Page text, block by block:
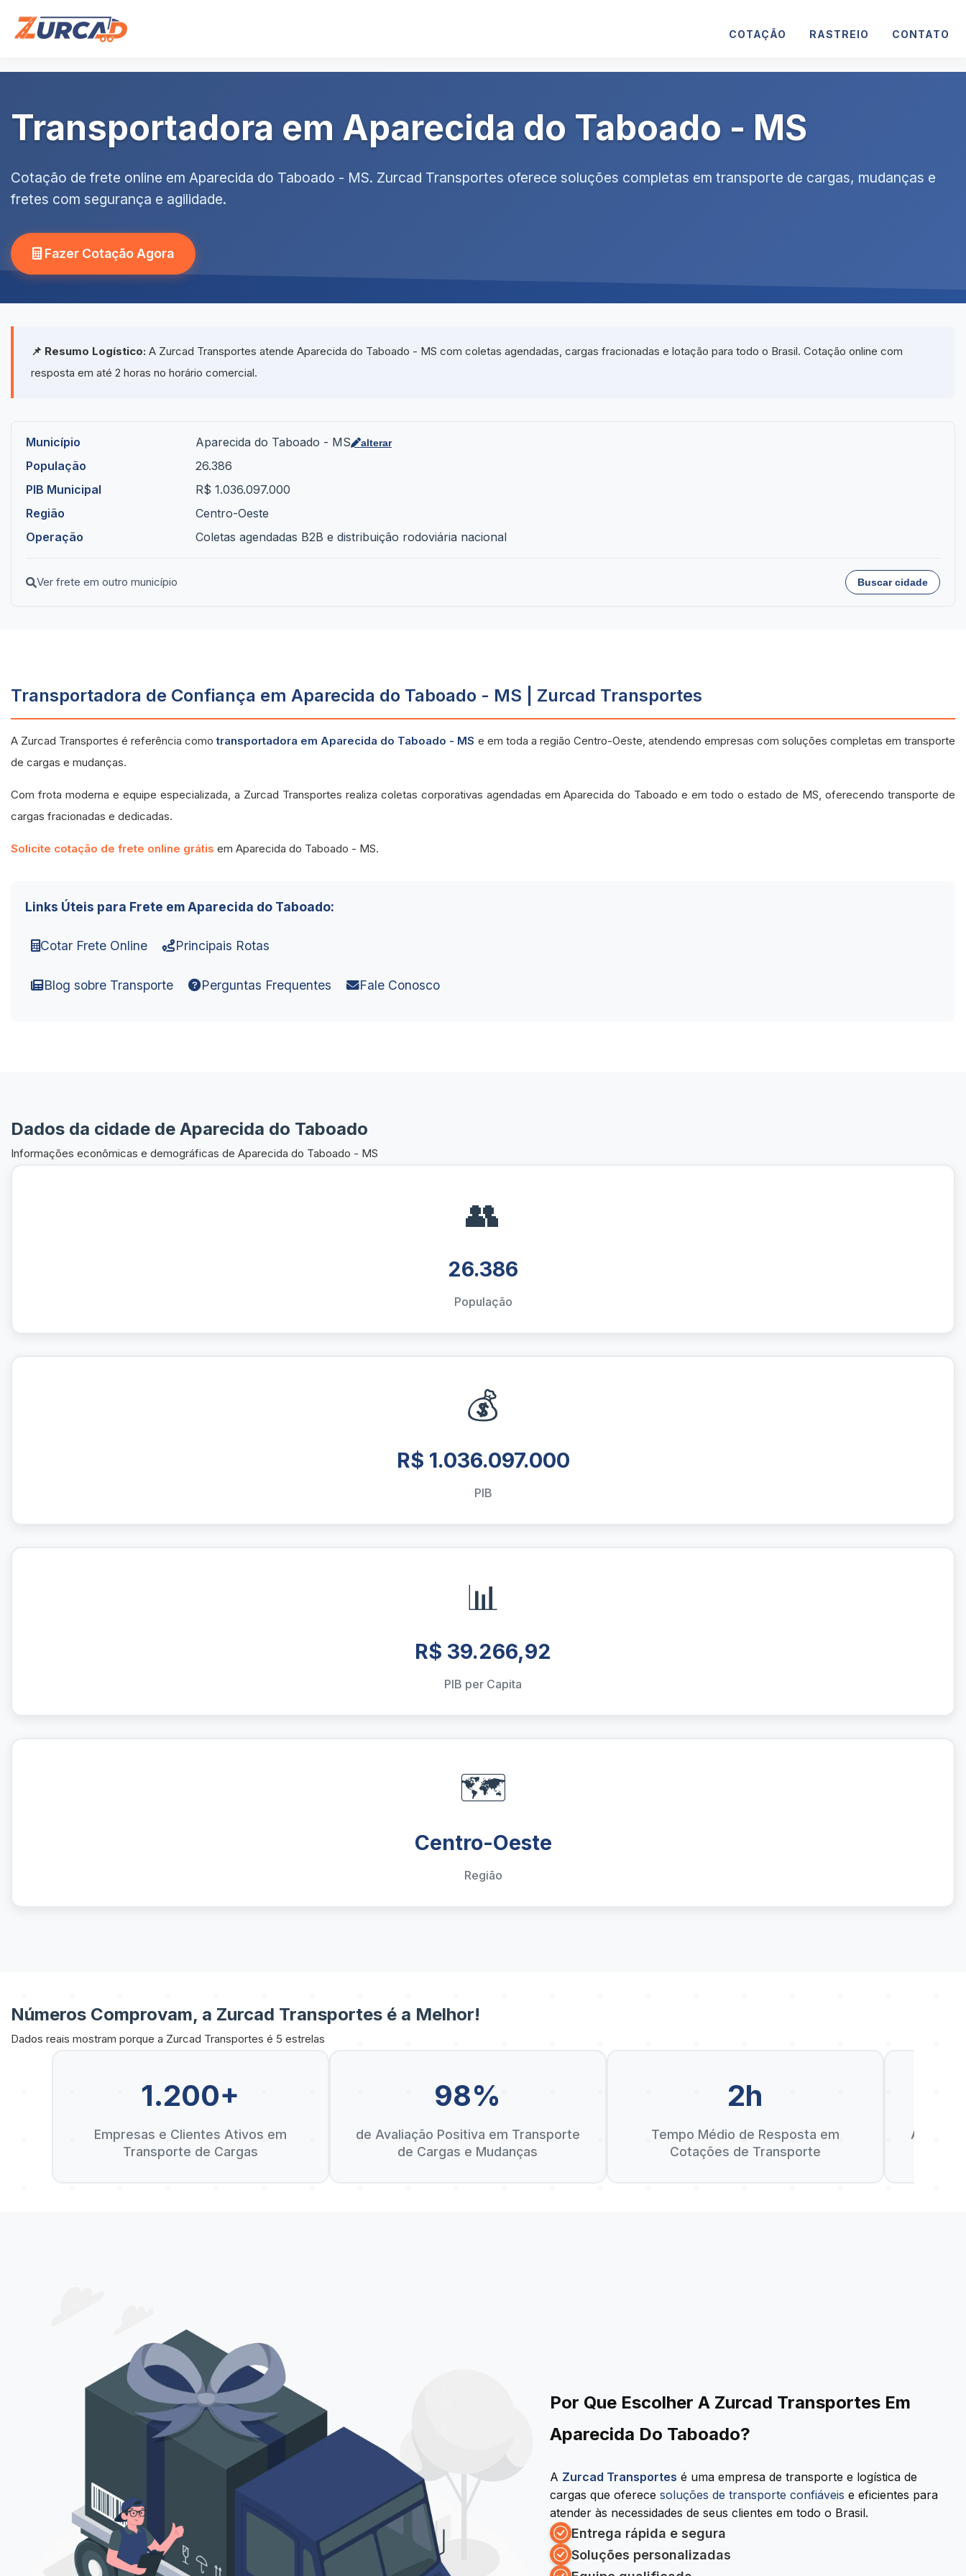
COTAÇÃO RASTREIO CONTATO
Transportadora em Aparecida do Taboado - MS
Cotação de frete online em Aparecida do Taboado - MS. Zurcad Transportes oferece soluções completas em transporte de cargas, mudanças e
fretes com segurança e agilidade.
Fazer Cotação Agora
📌 Resumo Logístico: A Zurcad Transportes atende Aparecida do Taboado - MS com coletas agendadas, cargas fracionadas e lotação para todo o Brasil. Cotação online com
resposta em até 2 horas no horário comercial.
Município Aparecida do Taboado - MS alterar
População
26.386
PIB Municipal
R$ 1.036.097.000
Região
Centro-Oeste
Operação
Coletas agendadas B2B e distribuição rodoviária nacional
Ver frete em outro município Buscar cidade
Transportadora de Confiança em Aparecida do Taboado - MS | Zurcad Transportes
A Zurcad Transportes é referência comotransportadora em Aparecida do Taboado - MS e em toda a região Centro-Oeste, atendendo empresas com soluções completas em transporte
de cargas e mudanças.
Com frota moderna e equipe especializada, a Zurcad Transportes realiza coletas corporativas agendadas em Aparecida do Taboado e em todo o estado de MS, oferecendo transporte de
cargas fracionadas e dedicadas.
Solicite cotação de frete online grátis em Aparecida do Taboado - MS.
Links Úteis para Frete em Aparecida do Taboado:
Cotar Frete Online Principais Rotas
Blog sobre Transporte Perguntas Frequentes Fale Conosco
Dados da cidade de Aparecida do Taboado
Informações econômicas e demográficas de Aparecida do Taboado - MS
👥
26.386
População
💰
R$ 1.036.097.000
PIB
📊
R$ 39.266,92
PIB per Capita
🗺️
Centro-Oeste
Região
Números Comprovam, a Zurcad Transportes é a Melhor!
Dados reais mostram porque a Zurcad Transportes é 5 estrelas
1.200+
Empresas e Clientes Ativos em
Transporte de Cargas
98%
de Avaliação Positiva em Transporte
de Cargas e Mudanças
2h
Tempo Médio de Resposta em
Cotações de Transporte
Anos
Por Que Escolher A Zurcad Transportes Em
Aparecida Do Taboado?
A Zurcad Transportes é uma empresa de transporte e logística de
cargas que oferece soluções de transporte confiáveis e eficientes para
atender às necessidades de seus clientes em todo o Brasil.
Entrega rápida e segura
Soluções personalizadas